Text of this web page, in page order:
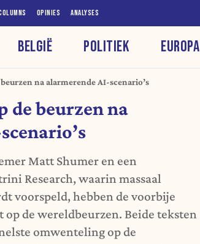
OPINIES ANALYSES
BELGIË POLITIEK EUROPA
na alarmerende AI-scenario’s
de beurzen na
Matt Shumer en een
Research, waarin massaal
voorspeld, hebben de voorbije
de wereldbeurzen. Beide teksten
omwenteling op de